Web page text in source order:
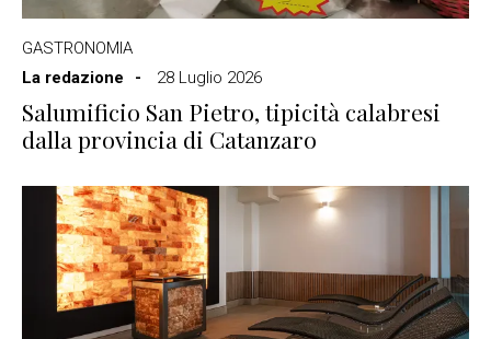
GASTRONOMIA
La redazione
28 Luglio 2026
Salumificio San Pietro, tipicità calabresi
dalla provincia di Catanzaro